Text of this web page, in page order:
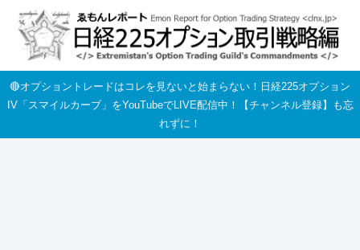
🔴オプショントレードはコレを見ないと始まらない！日経225オプション
IV「スマイルカーブ」をYouTubeでLIVE配信中！【チャンネル登録】も忘
れずに！